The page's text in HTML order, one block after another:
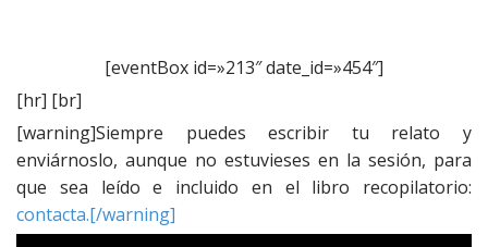
Encuéntranos en
[eventBox id=»213″ date_id=»454″]
[hr] [br]
[warning]Siempre puedes escribir tu relato y
enviárnoslo, aunque no estuvieses en la sesión, para
que sea leído e incluido en el libro recopilatorio:
contacta.[/warning]